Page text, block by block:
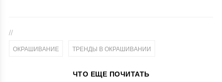
//
ОКРАШИВАНИЕ ТРЕНДЫ В ОКРАШИВАНИИ
ЧТО ЕЩЕ ПОЧИТАТЬ